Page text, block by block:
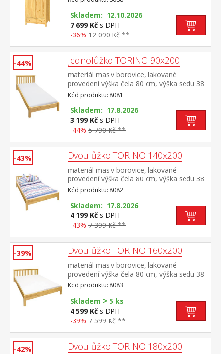
pojezdy doporučený nástavec 8188
Skladem: 12.10.2026
7 699 Kč s DPH
-36% 12 090 Kč **
-44% Jednolůžko TORINO 90x200
materiál masiv borovice, lakované
provedení výška čela 80 cm, výška sedu 38
cm, cena bez roštu a matrace minimální
doporučená výška matrace 15 cm
doporučený rozměr matrace 90 × 200 cm a
rošt R1 doporučená nosnost do 120 kg
Kód produktu: 8081
Skladem: 17.8.2026
3 199 Kč s DPH
-44% 5 790 Kč **
-43% Dvoulůžko TORINO 140x200
materiál masiv borovice, lakované
provedení výška čela 80 cm, výška sedu 38
cm, cena bez roštu a matrace minimální
doporučená výška matrace 15 cm
doporučený rozměr matrace 140 × 200 cm
a rošt R3 doporučená nosnost do 120 kg
na každé polovině postele
Kód produktu: 8082
Skladem: 17.8.2026
4 199 Kč s DPH
-43% 7 399 Kč **
-39% Dvoulůžko TORINO 160x200
materiál masiv borovice, lakované
provedení výška čela 80 cm, výška sedu 38
cm, cena bez roštu a matrace minimální
doporučená výška matrace 15 cm
doporučený rozměr matrace 160 × 200 cm
nebo 2 kusy 80 × 200 cm a rošt R2
doporučená nosnost do 120 kg na každé
Kód produktu: 8083
Skladem > 5 ks
4 599 Kč s DPH
-39% 7 599 Kč **
-42% Dvoulůžko TORINO 180x200